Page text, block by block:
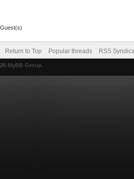
Return to Top Popular threads RSS
MyBB Group